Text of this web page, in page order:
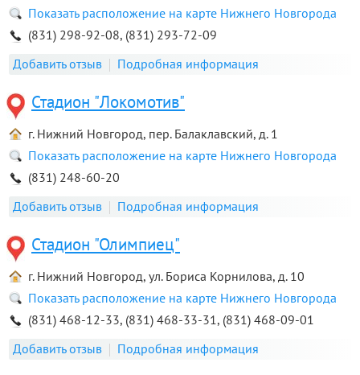
Показать расположение на карте Нижнего Новгорода
(831) 298-92-08, (831) 293-72-09
Добавить отзыв
Подробная информация
Стадион "Локомотив"
г. Нижний Новгород, пер. Балаклавский, д. 1
Показать расположение на карте Нижнего Новгорода
(831) 248-60-20
Добавить отзыв
Подробная информация
Стадион "Олимпиец"
г. Нижний Новгород, ул. Бориса Корнилова, д. 10
Показать расположение на карте Нижнего Новгорода
(831) 468-12-33, (831) 468-33-31, (831) 468-09-01
Добавить отзыв
Подробная информация